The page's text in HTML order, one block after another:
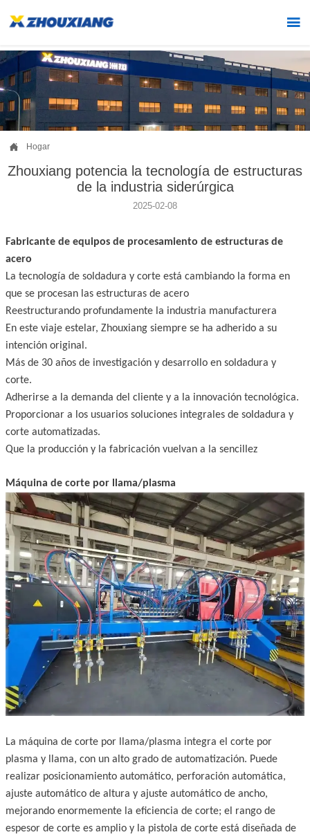

 Hogar
Zhouxiang potencia la tecnología de estructuras
de la industria siderúrgica
2025-02-08
Fabricante de equipos de procesamiento de estructuras de
acero
La tecnología de soldadura y corte está cambiando la forma en
que se procesan las estructuras de acero
Reestructurando profundamente la industria manufacturera
En este viaje estelar, Zhouxiang siempre se ha adherido a su
intención original.
Más de 30 años de investigación y desarrollo en soldadura y
corte.
Adherirse a la demanda del cliente y a la innovación tecnológica.
Proporcionar a los usuarios soluciones integrales de soldadura y
corte automatizadas.
Que la producción y la fabricación vuelvan a la sencillez
Máquina de corte por llama/plasma
La máquina de corte por llama/plasma integra el corte por
plasma y llama, con un alto grado de automatización. Puede
realizar posicionamiento automático, perforación automática,
ajuste automático de altura y ajuste automático de ancho,
mejorando enormemente la eficiencia de corte; el rango de
espesor de corte es amplio y la pistola de corte está diseñada de